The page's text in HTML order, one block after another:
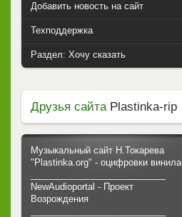
Добавить новость на сайт
Техподдержка
Раздел: Хочу сказать
Друзья сайтаPlastinka-rip
Музыкальный сайт Н.Токарева
"Plastinka.org" - оцифровки винила
NewAudioportal - Проект
Возрождения